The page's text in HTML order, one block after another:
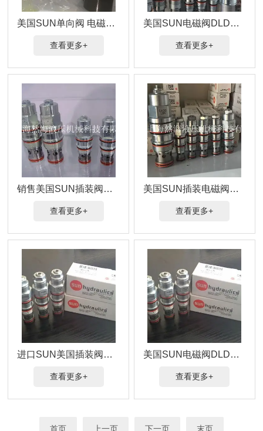
美国SUN单向阀 电磁阀DLDA-XHN-724N报价
查看更多+
美国SUN电磁阀DLDA-XHN-72499原装现货供应
查看更多+
销售美国SUN插装阀DLDA-XHN-72419现货
查看更多+
美国SUN插装电磁阀DLDA-XHN-714批发商
查看更多+
进口SUN美国插装阀DLDA-XHN-712N价格优
查看更多+
美国SUN电磁阀DLDA-XHN-71299插装阀销售
查看更多+
首页 上一页 下一页 末页